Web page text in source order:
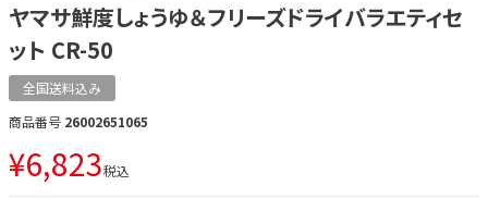
ヤマサ鮮度しょうゆ＆フリーズドライバラエティセ
ット CR-50
全国送料込み
商品番号 26002651065
¥6,823税込